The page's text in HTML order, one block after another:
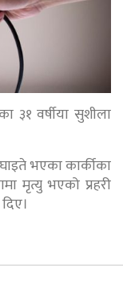
३१ वर्षीया सुशीला
भएका कार्कीका
मृत्यु भएको प्रहरी